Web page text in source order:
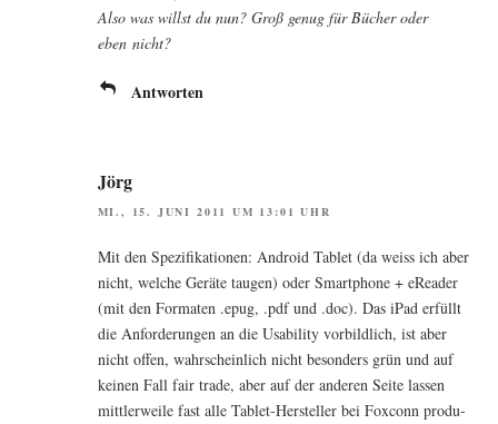
Also was willst du nun? Groß genug für Bücher oder
eben nicht?
Antworten
Jörg
MI., 15. JUNI 2011 UM 13:01 UHR
Mit den Spe­zi­fi­ka­tio­nen: Android Tablet (da weiss ich aber
nicht, wel­che Gerä­te tau­gen) oder Smart­phone + eRea­der
(mit den For­ma­ten .epug, .pdf und .doc). Das iPad erfüllt
die Anfor­de­run­gen an die Usa­bi­li­ty vor­bild­lich, ist aber
nicht offen, wahr­schein­lich nicht beson­ders grün und auf
kei­nen Fall fair trade, aber auf der ande­ren Sei­te las­sen
mitt­ler­wei­le fast alle Tablet-Her­stel­ler bei Fox­conn pro­du­